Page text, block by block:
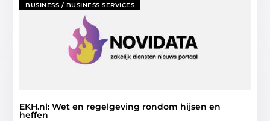
BUSINESS / BUSINESS SERVICES
EKH.nl: Wet en regelgeving rondom hijsen en
heffen